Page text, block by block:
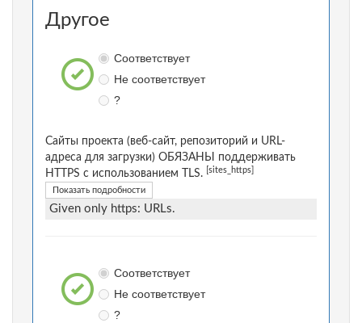
Другое
Соответствует
Не соответствует
?
Сайты проекта (веб-сайт, репозиторий и URL-
адреса для загрузки) ОБЯЗАНЫ поддерживать
HTTPS с использованием TLS.
[sites_https]
Показать подробности
Given only https: URLs.
Соответствует
Не соответствует
?